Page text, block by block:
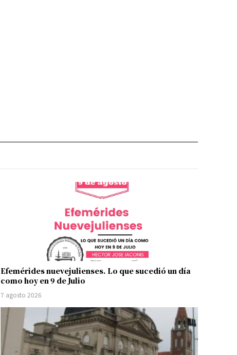
Efemérides nuevejulienses. Lo que sucedió un día
como hoy en 9 de Julio
7 agosto 2026